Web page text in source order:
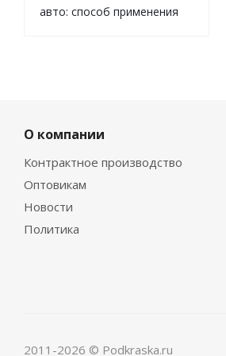
авто: способ применения
О компании
Контрактное производство
Оптовикам
Новости
Политика
2011-2026 © Podkraska.ru